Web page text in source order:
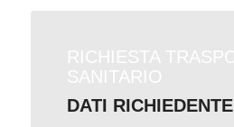
DATI RICHIEDENTE